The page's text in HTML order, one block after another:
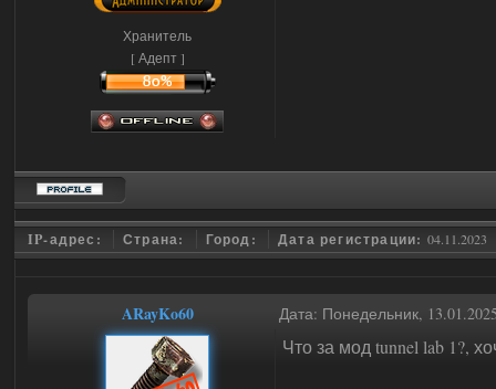
Хранитель
[ Адепт ]
IP-адрес: Страна: Город: Дата регистрации: 04.11.2023
ARayKo60 Дата: Понедельник,
Что за мод tunnel lab 1?,